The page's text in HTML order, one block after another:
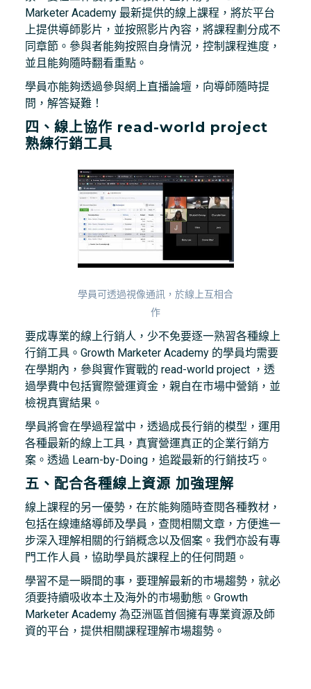
Marketer Academy 最新提供的線上課程，將於平台
上提供導師影片，並按照影片內容，將課程劃分成不
同章節。參與者能夠按照自身情況，控制課程進度，
並且能夠隨時翻看重點。
學員亦能夠透過參與網上直播論壇，向導師隨時提
問，解答疑難！
四、線上協作 read-world project
熟練行銷工具
學員可透過視像通訊，於線上互相合
作
要成專業的線上行銷人，少不免要逐一熟習各種線上
行銷工具。Growth Marketer Academy 的學員均需要
在學期內，參與實作實戰的 read-world project ，透
過學費中包括實際營運資金，親自在市場中營銷，並
檢視真實結果。
學員將會在學過程當中，透過成長行銷的模型，運用
各種最新的線上工具，真實營運真正的企業行銷方
案。透過 Learn-by-Doing，追蹤最新的行銷技巧。
五、配合各種線上資源 加強理解
線上課程的另一優勢，在於能夠隨時查閱各種教材，
包括在線連絡導師及學員，查閱相關文章，方便進一
步深入理解相關的行銷概念以及個案。我們亦設有專
門工作人員，協助學員於課程上的任何問題。
學習不是一瞬間的事，要理解最新的市場趨勢，就必
須要持續吸收本土及海外的市場動態。Growth
Marketer Academy 為亞洲區首個擁有專業資源及師
資的平台，提供相關課程理解市場趨勢。